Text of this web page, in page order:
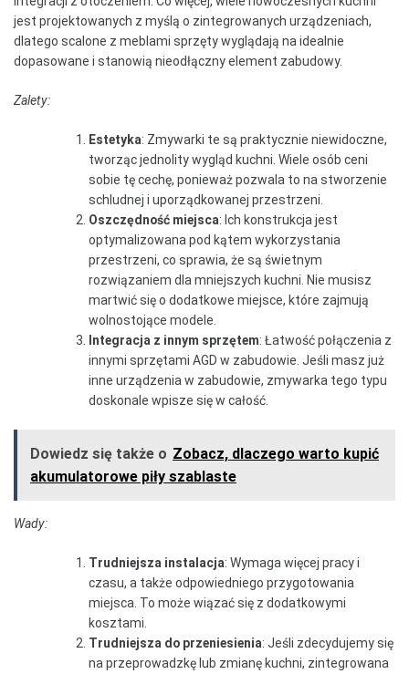
jest projektowanych z myślą o zintegrowanych urządzeniach,
dlatego scalone z meblami sprzęty wyglądają na idealnie
dopasowane i stanowią nieodłączny element zabudowy.
Zalety:
Estetyka: Zmywarki te są praktycznie niewidoczne,
tworząc jednolity wygląd kuchni. Wiele osób ceni
sobie tę cechę, ponieważ pozwala to na stworzenie
schludnej i uporządkowanej przestrzeni.
Oszczędność miejsca: Ich konstrukcja jest
optymalizowana pod kątem wykorzystania
przestrzeni, co sprawia, że są świetnym
rozwiązaniem dla mniejszych kuchni. Nie musisz
martwić się o dodatkowe miejsce, które zajmują
wolnostojące modele.
Integracja z innym sprzętem: Łatwość połączenia z
innymi sprzętami AGD w zabudowie. Jeśli masz już
inne urządzenia w zabudowie, zmywarka tego typu
doskonale wpisze się w całość.
Dowiedz się także o Zobacz, dlaczego warto kupić
akumulatorowe piły szablaste
Wady:
Trudniejsza instalacja: Wymaga więcej pracy i
czasu, a także odpowiedniego przygotowania
miejsca. To może wiązać się z dodatkowymi
kosztami.
Trudniejsza do przeniesienia: Jeśli zdecydujemy się
na przeprowadzkę lub zmianę kuchni, zintegrowana